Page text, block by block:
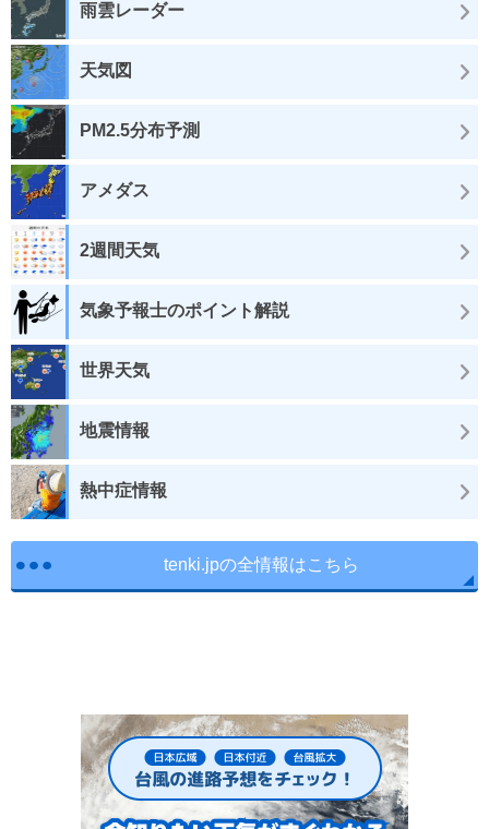
雨雲レーダー
天気図
PM2.5分布予測
アメダス
2週間天気
気象予報士のポイント解説
世界天気
地震情報
熱中症情報
tenki.jpの全情報はこちら